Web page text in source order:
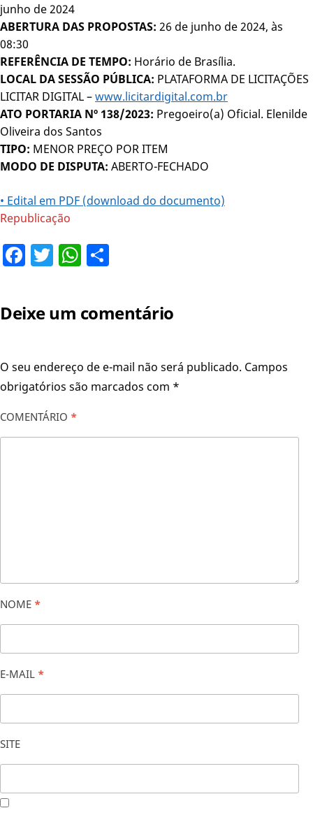
junho de 2024
ABERTURA DAS PROPOSTAS: 26 de junho de 2024, às
08:30
REFERÊNCIA DE TEMPO: Horário de Brasília.
LOCAL DA SESSÃO PÚBLICA: PLATAFORMA DE LICITAÇÕES
LICITAR DIGITAL –www.licitardigital.com.br
ATO PORTARIA Nº 138/2023: Pregoeiro(a) Oficial. Elenilde
Oliveira dos Santos
TIPO: MENOR PREÇO POR ITEM
MODO DE DISPUTA: ABERTO-FECHADO
• Edital em PDF (download do documento)
Republicação
Facebook
TwitterWhatsApp
Deixe um comentário
O seu endereço de e-mail não será publicado. Campos
obrigatórios são marcados com *
COMENTÁRIO *
NOME *
E-MAIL *
SITE